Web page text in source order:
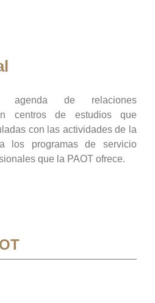
de relaciones
centros de estudios que
con las actividades de la
los programas de servicio
que la PAOT ofrece.